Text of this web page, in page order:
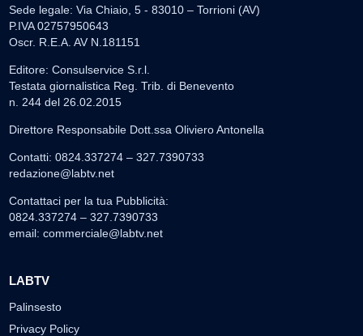
Sede legale: Via Chiaio, 5 - 83010 – Torrioni (AV)
P.IVA 02757950643
Oscr. R.E.A. AV N.181151
Editore: Consulservice S.r.l.
Testata giornalistica Reg. Trib. di Benevento
n. 244 del 26.02.2015
Direttore Responsabile Dott.ssa Oliviero Antonella
Contatti: 0824.337274 – 327.7390733
redazione@labtv.net
Contattaci per la tua Pubblicità:
0824.337274 – 327.7390733
email: commerciale@labtv.net
LABTV
Palinsesto
Privacy Policy